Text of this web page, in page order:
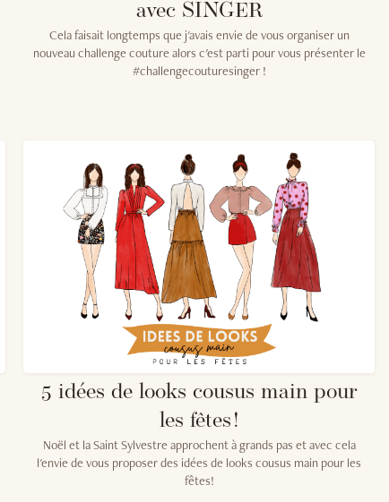
avec SINGER
Cela faisait longtemps que j'avais envie de vous organiser un
nouveau challenge couture alors c'est parti pour vous présenter le
#challengecouturesinger !
5 idées de looks cousus main pour
les fêtes !
Noël et la Saint Sylvestre approchent à grands pas et avec cela
l'envie de vous proposer des idées de looks cousus main pour les
fêtes!